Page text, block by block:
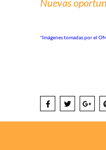
Nuevas
*Imágenes tomadas por el